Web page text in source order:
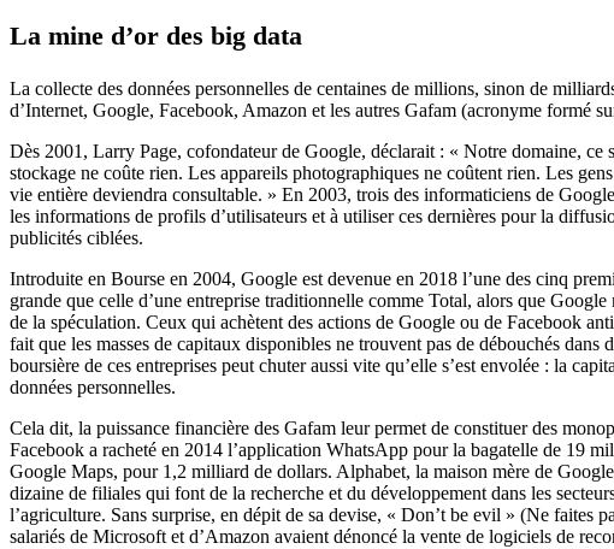
La mine d’or des big data
La collecte des données personnelles de centaines de millions, sinon de
d’Internet, Google, Facebook, Amazon et les autres Gafam (acronyme formé
Dès 2001, Larry Page, cofondateur de Google, déclarait : « Notre domaine,
stockage ne coûte rien. Les appareils photographiques ne coûtent rien. Les
vie entière deviendra consultable. » En 2003, trois des informaticiens de
les informations de profils d’utilisateurs et à utiliser ces dernières pour la
publicités ciblées.
Introduite en Bourse en 2004, Google est devenue en 2018 l’une des cinq
grande que celle d’une entreprise traditionnelle comme Total, alors que
de la spéculation. Ceux qui achètent des actions de Google ou de Facebook
fait que les masses de capitaux disponibles ne trouvent pas de débouchés
boursière de ces entreprises peut chuter aussi vite qu’elle s’est envolée : la
données personnelles.
Cela dit, la puissance financière des Gafam leur permet de constituer des
Facebook a racheté en 2014 l’application WhatsApp pour la bagatelle de 19
Google Maps, pour 1,2 milliard de dollars. Alphabet, la maison mère de
dizaine de filiales qui font de la recherche et du développement dans les
l’agriculture. Sans surprise, en dépit de sa devise, « Don’t be evil » (Ne faites
salariés de Microsoft et d’Amazon avaient dénoncé la vente de logiciels de